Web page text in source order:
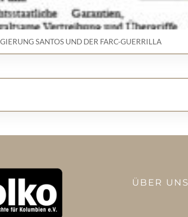
SANTOS UND DER FARC-GUERRILLA
ÜBER UNS